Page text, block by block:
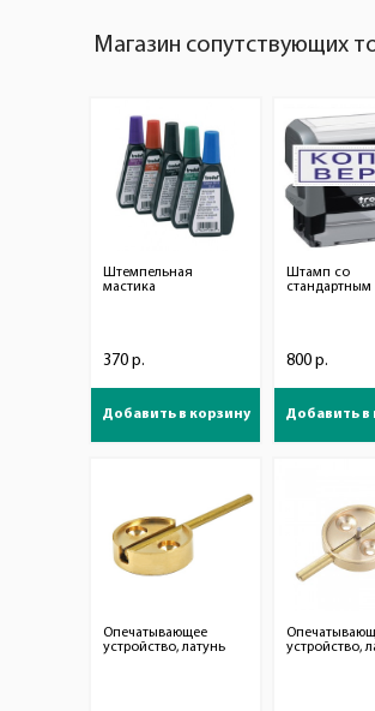
Магазин сопутствующих
Штемпельная
мастика
370 р.
Добавить в корзину
Штамп со
стандартным
800 р.
Добавить в
Опечатывающее
устройство, латунь
устройство,